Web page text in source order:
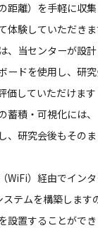
距離）を手軽に収
験していただきま
、当センターが設
ードを使用し、研
価していただけます
蓄積・可視化には
、研究会後もその
WiFi）経由でイン
テムを構築します
設置することができ